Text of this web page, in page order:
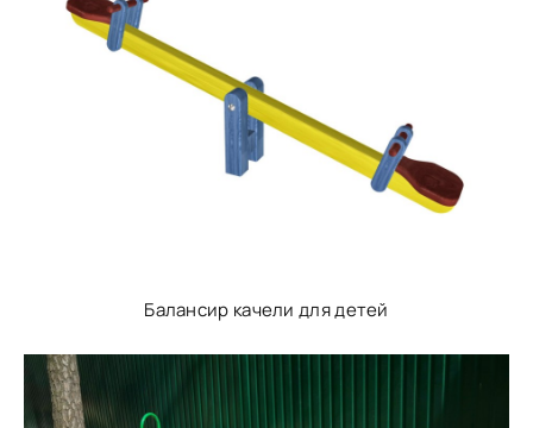
Балансир качели для детей